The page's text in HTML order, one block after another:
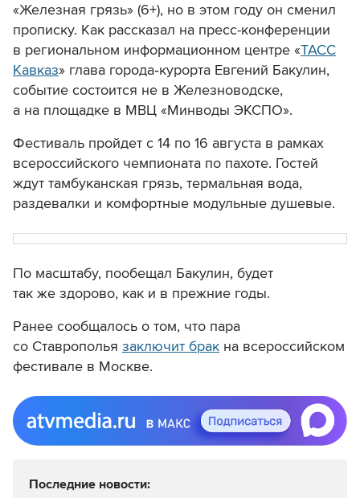
«Железная грязь» (6+), но в этом году он сменил
прописку. Как рассказал на пресс-конференции
в региональном информационном центре «ТАСС
Кавказ» глава города‑курорта Евгений Бакулин,
событие состоится не в Железноводске,
а на площадке в МВЦ «Минводы ЭКСПО».
Фестиваль пройдет с 14 по 16 августа в рамках
всероссийского чемпионата по пахоте. Гостей
ждут тамбуканская грязь, термальная вода,
раздевалки и комфортные модульные душевые.
По масштабу, пообещал Бакулин, будет
так же здорово, как и в прежние годы.
Ранее сообщалось о том, что пара
со Ставрополья заключит брак на всероссийском
фестивале в Москве.
Последние новости: